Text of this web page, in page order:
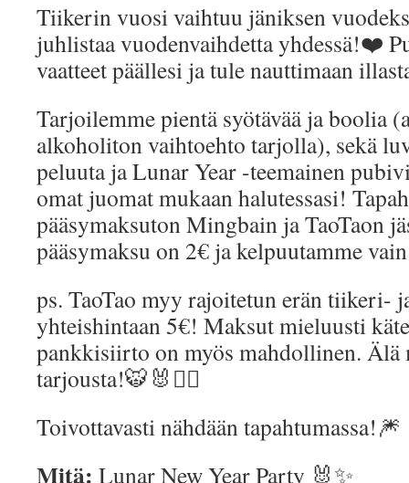
Tiikerin vuosi vaihtuu jäniksen
juhlistaa vuodenvaihdetta yhdessä!❤️
vaatteet päällesi ja tule nauttimaan
Tarjoilemme pientä syötävää ja boolia
alkoholiton vaihtoehto tarjolla), sekä
peluuta ja Lunar Year -teemainen
omat juomat mukaan halutessasi!
pääsymaksuton Mingbain ja TaoTaon
pääsymaksu on 2€ ja kelpuutamme
ps. TaoTao myy rajoitetun erän tiikeri-
yhteishintaan 5€! Maksut mieluusti
pankkisiirto on myös mahdollinen. Älä
tarjousta!🐯🐰❤️‍🔥
Toivottavasti nähdään tapahtumassa!🎆
Mitä: Lunar New Year Party 🐰✨